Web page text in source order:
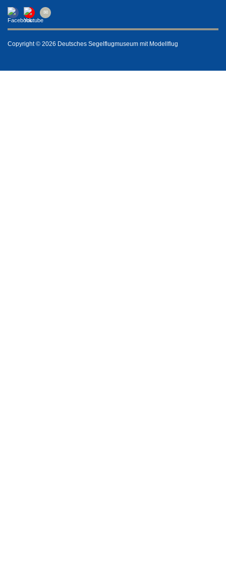
Copyright © 2026 Deutsches Segelflugmuseum mit Modellflug